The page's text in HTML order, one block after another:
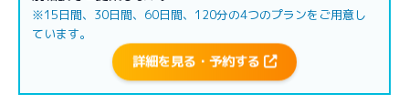
※15日間、30日間、60日間、120分の4つのプランをご用意し
ています。
詳細を見る・予約する